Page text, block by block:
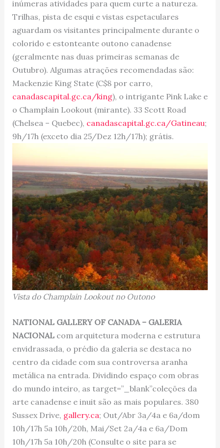
inúmeras atividades para quem curte a natureza.
Trilhas, pista de esqui e vistas espetaculares
aguardam os visitantes principalmente durante o
colorido e estonteante outono canadense
(geralmente nas duas primeiras semanas de
Outubro). Algumas atrações recomendadas são:
Mackenzie King State (C$8 por carro,
canadascapital.gc.ca/king), o intrigante Pink Lake e
o Champlain Lookout (mirante). 33 Scott Road
(Chelsea – Quebec), canadascapital.gc.ca/Gatineau;
9h/17h (exceto dia 25/Dez 12h/17h); grátis.
Vista do Champlain Lookout no Outono
NATIONAL GALLERY OF CANADA – GALERIA
NACIONALcom arquitetura moderna e estrutura
envidrassada, o prédio da galeria se destaca no
centro da cidade com sua controversa aranha
metálica na entrada. Dividindo espaço com obras
do mundo inteiro, as target=”_blank”coleções da
arte canadense e inuit são as mais populares. 380
Sussex Drive, gallery.ca; Out/Abr 3a/4a e 6a/dom
10h/17h 5a 10h/20h, Mai/Set 2a/4a e 6a/Dom
10h/17h 5a 10h/20h (Consulte o site para se